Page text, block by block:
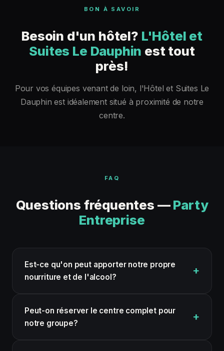
BON À SAVOIR
Besoin d'un hôtel? L'Hôtel et
Suites Le Dauphin est tout
près!
Pour vos équipes venant de loin, l'Hôtel et Suites Le
Dauphin est idéalement situé à proximité de notre
centre.
FAQ
Questions fréquentes —Party
Entreprise
Est-ce qu'on peut apporter notre propre
nourriture et de l'alcool?
Peut-on réserver le centre complet pour
notre groupe?